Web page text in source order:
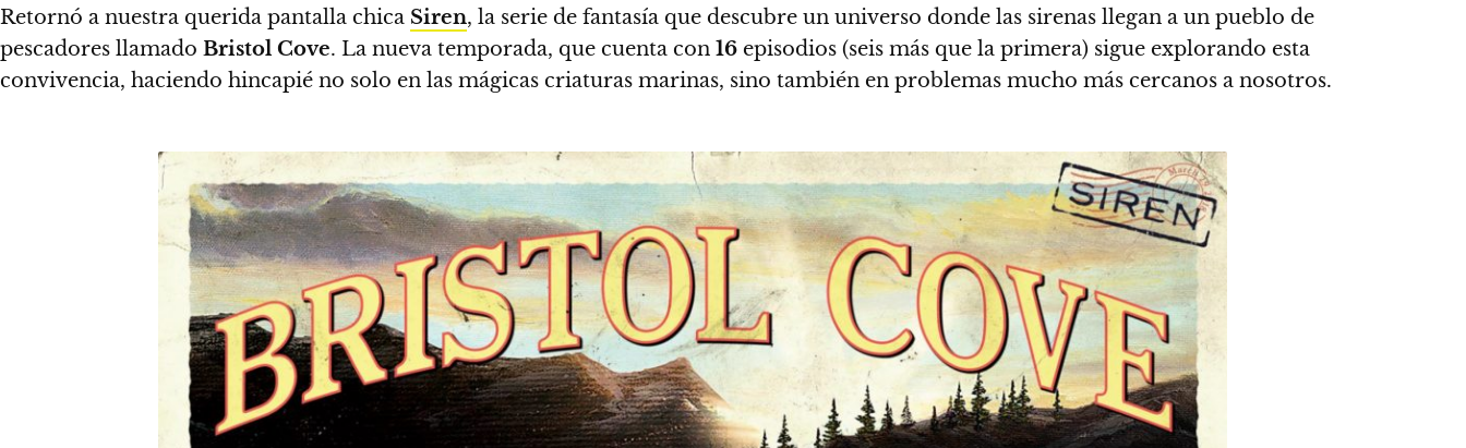
Retornó a nuestra querida pantalla chica Siren, la serie de fantasía que descubre un universo donde las sirenas llegan a un pueblo de
pescadores llamado Bristol Cove. La nueva temporada, que cuenta con 16 episodios (seis más que la primera) sigue explorando esta
convivencia, haciendo hincapié no solo en las mágicas criaturas marinas, sino también en problemas mucho más cercanos a nosotros.